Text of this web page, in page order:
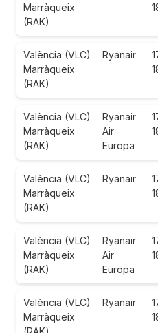
Marràqueix
(RAK)
València (VLC)
Marràqueix
(RAK)
Ryanair
València (VLC)
Marràqueix
(RAK)
Ryanair
Air
Europa
València (VLC)
Marràqueix
(RAK)
Ryanair
València (VLC)
Marràqueix
(RAK)
Ryanair
Air
Europa
València (VLC)
Marràqueix
Ryanair